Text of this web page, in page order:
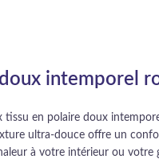
doux intemporel
tissu en polaire doux
ultra-douce offre un
à votre intérieur ou